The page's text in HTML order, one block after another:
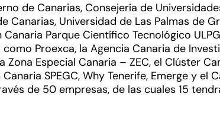
de Canarias, Consejería de
Universidad de Las Palmas de
Parque Científico Tecnológico
Proexca, la Agencia Canaria de
Especial Canaria – ZEC, el Clúster
SPEGC, Why Tenerife, Emerge y el
de 50 empresas, de las cuales 15